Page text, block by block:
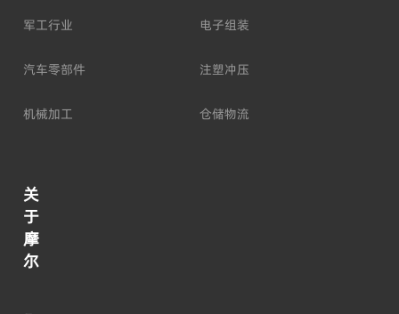
军工行业 电子组装
汽车零部件 注塑冲压
机械加工 仓储物流
关
于
摩
尔